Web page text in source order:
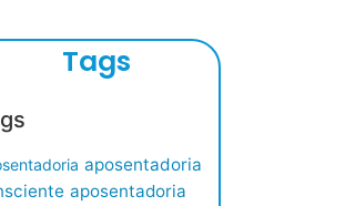
Tags
aposentadoria
aposentadoria